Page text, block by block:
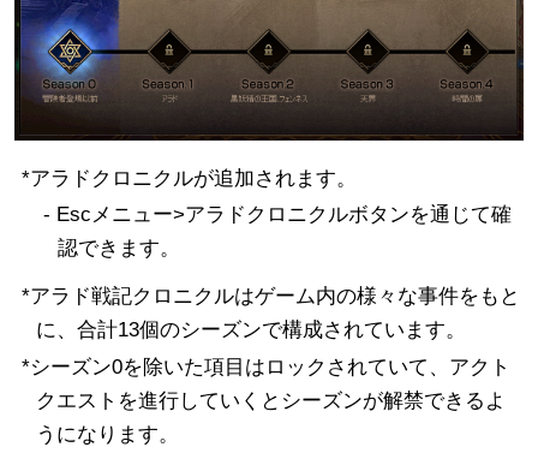
*アラドクロニクルが追加されます。
- Escメニュー>アラドクロニクルボタンを通じて確
認できます。
*アラド戦記クロニクルはゲーム内の様々な事件をもと
に、合計13個のシーズンで構成されています。
*シーズン0を除いた項目はロックされていて、アクト
クエストを進行していくとシーズンが解禁できるよ
うになります。